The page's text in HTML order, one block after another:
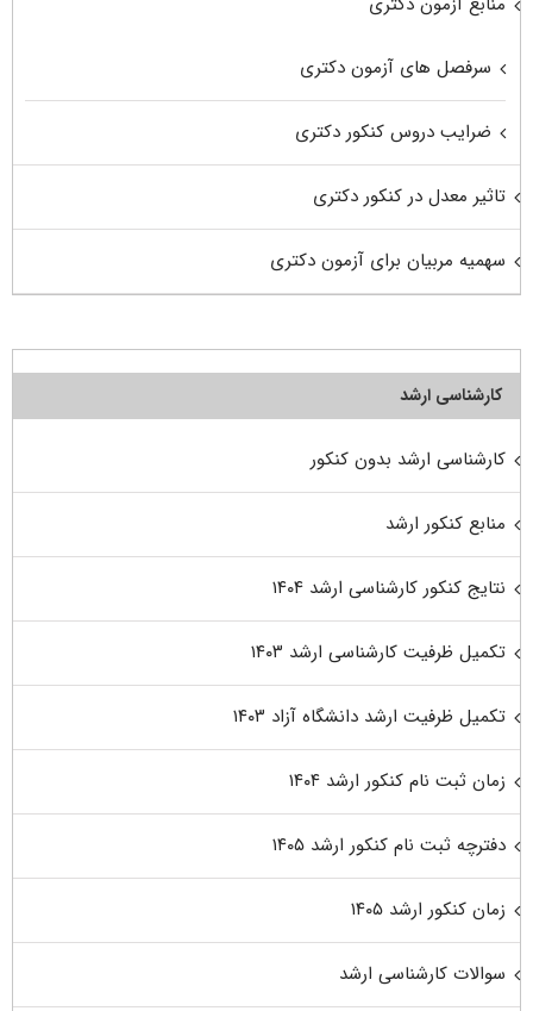
سرفصل های آزمون دکتری
ضرایب دروس کنکور دکتری
تاثیر معدل در کنکور دکتری
سهمیه مربیان برای آزمون دکتری
کارشناسی ارشد
کارشناسی ارشد بدون کنکور
منابع کنکور ارشد
نتایج کنکور کارشناسی ارشد ۱۴۰۴
تکمیل ظرفیت کارشناسی ارشد ۱۴۰۳
تکمیل ظرفیت ارشد دانشگاه آزاد ۱۴۰۳
زمان ثبت نام کنکور ارشد ۱۴۰۴
دفترچه ثبت نام کنکور ارشد ۱۴۰۵
زمان کنکور ارشد ۱۴۰۵
سوالات کارشناسی ارشد